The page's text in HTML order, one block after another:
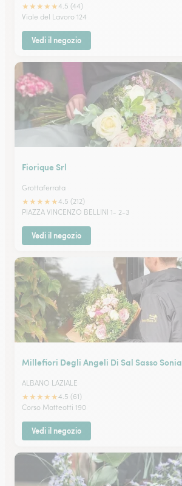
★★★★★4.5 (44)
Viale del Lavoro 124
Vedi il negozio
Fiorique Srl
Grottaferrata
★★★★★4.5 (212)
PIAZZA VINCENZO BELLINI 1- 2-3
Vedi il negozio
Millefiori Degli Angeli Di Sal Sasso Sonia
ALBANO LAZIALE
★★★★★4.5 (61)
Corso Matteotti 190
Vedi il negozio